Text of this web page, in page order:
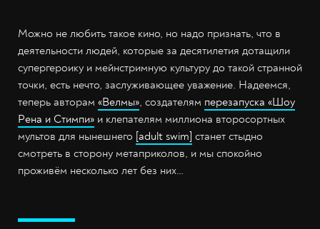
Можно не любить такое кино, но надо признать, что в
деятельности людей, которые за десятилетия дотащили
супергероику и мейнстримную культуру до такой странной
точки, есть нечто, заслуживающее уважение. Надеемся,
теперь авторам «Велмы», создателям перезапуска «Шоу
Рена и Стимпи» и клепателям миллиона второсортных
мультов для нынешнего [adult swim] станет стыдно
смотреть в сторону метаприколов, и мы спокойно
проживём несколько лет без них…